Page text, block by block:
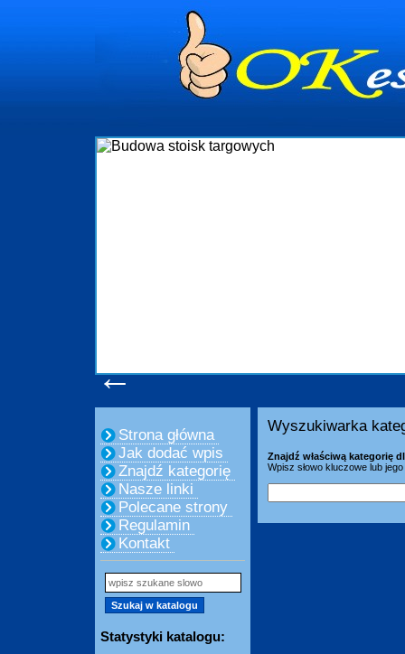
←
Strona główna
Jak dodać wpis
Znajdź kategorię
Nasze linki
Polecane strony
Regulamin
Kontakt
Statystyki katalogu:
Wyszukiwarka
Znajdź właściwą kategorię
Wpisz słowo kluczowe lub